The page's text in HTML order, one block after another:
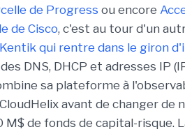
de Progress ou encore
de Cisco, c'est au tour d'un
Kentik qui rentre dans le giron
DNS, DHCP et adresses IP
sa plateforme à
avant de changer de
M$ de fonds de capital-risque.